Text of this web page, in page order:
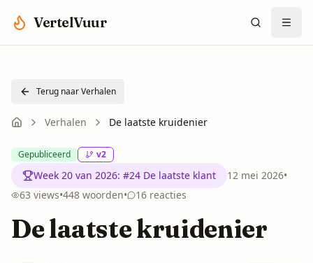
VertelVuur
Terug naar Verhalen
Verhalen De laatste kruidenier
Gepubliceerd v2
Week 20 van 2026: #24 De laatste klant 12 mei 2026•
63 views•448 woorden• 16 reacties
De laatste kruidenier